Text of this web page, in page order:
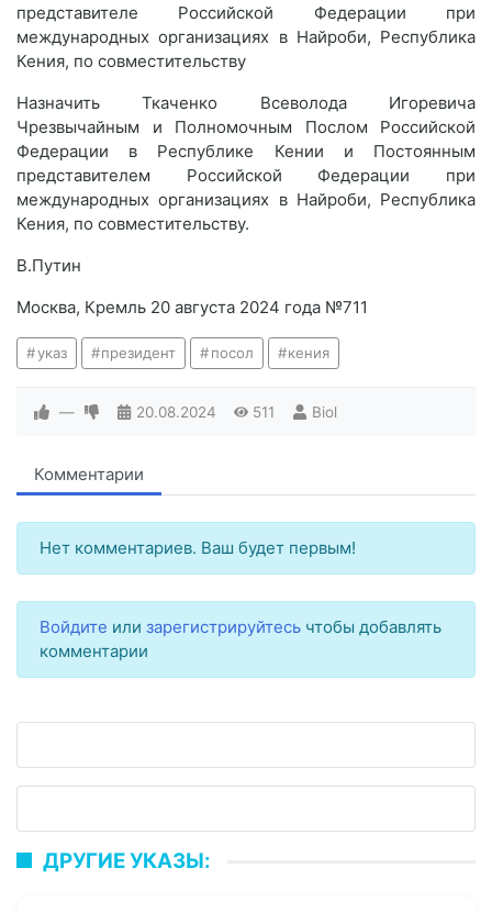
представителе Российской Федерации при
международных организациях в Найроби, Республика
Кения, по совместительству
Назначить Ткаченко Всеволода Игоревича
Чрезвычайным и Полномочным Послом Российской
Федерации в Республике Кении и Постоянным
представителем Российской Федерации при
международных организациях в Найроби, Республика
Кения, по совместительству.
В.Путин
Москва, Кремль 20 августа 2024 года №711
указ президент посол кения
— 20.08.2024 511 Biol
Комментарии
Нет комментариев. Ваш будет первым!
Войдите или зарегистрируйтесь чтобы добавлять
комментарии
ДРУГИЕ УКАЗЫ: